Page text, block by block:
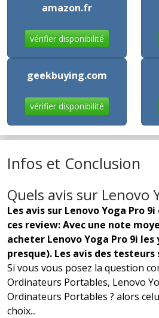
amazon.fr
vérifier disponibilité
geekbuying.com
vérifier disponibilité
Infos et Conclusion
Quels avis sur Lenovo
Les avis sur Lenovo Yoga Pro
ces review: Avec une note
acheter Lenovo Yoga Pro 9i
presque). Les avis des
Si vous vous posez la question
Ordinateurs Portables, Lenovo
Ordinateurs Portables ? alors
choix...